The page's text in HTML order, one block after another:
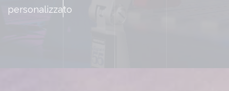
personalizzato